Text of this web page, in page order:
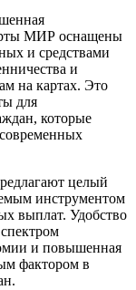
МИР оснащены
и средствами
и
на картах. Это
для
которые
целый
инструментом
выплат. Удобство
и повышенная
фактором в